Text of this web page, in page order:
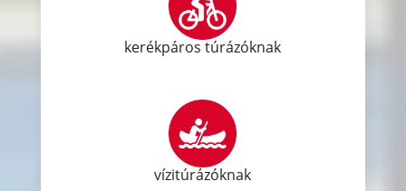
kerékpáros túrázóknak
vízitúrázóknak